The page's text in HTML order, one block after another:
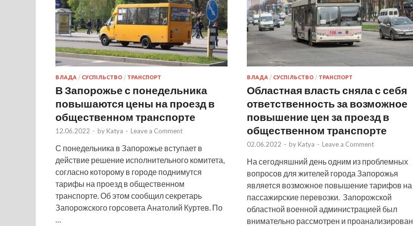
ВЛАДА / СУСПІЛЬСТВО / ТРАНСПОРТ
В Запорожье с понедельника
повышаются цены на проезд в
общественном транспорте
12.06.2022 - by Katya - Leave a Comment
С понедельника в Запорожье вступает в
действие решение исполнительного комитета,
согласно которому в городе поднимутся
тарифы на проезд в общественном
транспорте. Об этом сообщил секретарь
Запорожского горсовета Анатолий Куртев. По
ВЛАДА / СУСПІЛЬСТВО / ТРАНСПОРТ
Областная власть сняла с себя
ответственность за возможное
повышение цен за проезд в
общественном транспорте
02.06.2022 - by Katya - Leave a Comment
На сегодняшний день одним из проблемных
вопросов для жителей города Запорожья
является возможное повышение тарифов на
пассажирские перевозки. Запорожской
областной военной администрацией был
внимательно рассмотрен и проанализирован